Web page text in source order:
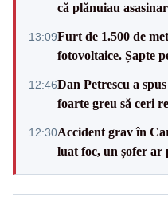
că plănuiau
13:09Furt de 1.500 de
fotovoltaice. Șapte
12:46Dan Petrescu a
foarte greu să ceri
12:30Accident grav în
luat foc, un șofer ar